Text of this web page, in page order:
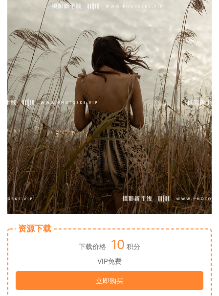
资源下载
下载价格 10 积分
VIP免费
立即购买